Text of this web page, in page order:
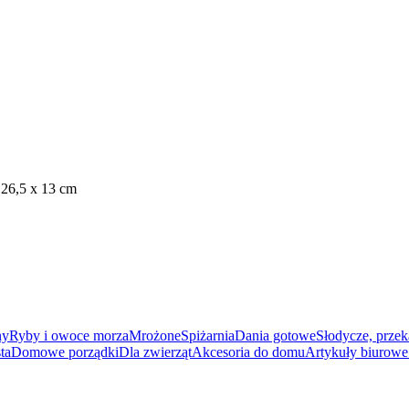
Ryby i owoce morzaMrożoneSpiżarniaDania gotoweSłodycze,
Domowe porządkiDla zwierzątAkcesoria do domuArtykuły
x 13 cm